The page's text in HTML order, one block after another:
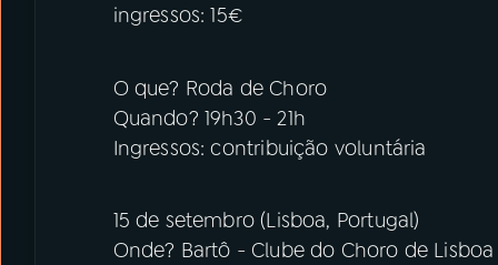
ingressos: 15€
O que? Roda de Choro
Quando? 19h30 - 21h
Ingressos: contribuição voluntária
15 de setembro (Lisboa, Portugal)
Onde? Bartô - Clube do Choro de Lisboa